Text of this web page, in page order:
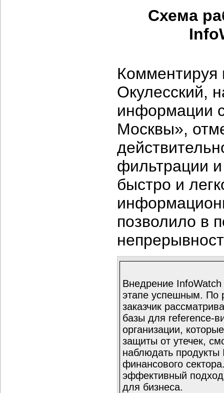
Схема
Комментируя
Окулесский,
информации
Москвы»,
фильтрации
быстро и
позволило в
Внедрение
этапе успешным. По
заказчик
базы для reference-
организации,
защиты от утечек,
наблюдать продукты
финансового
эффективный
для бизнеса.